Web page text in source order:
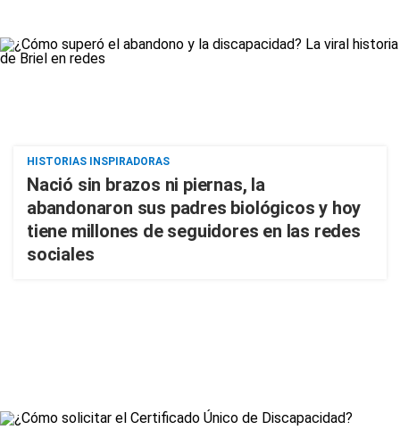
HISTORIAS INSPIRADORAS
Nació sin brazos ni piernas, la
abandonaron sus padres biológicos y hoy
tiene millones de seguidores en las redes
sociales